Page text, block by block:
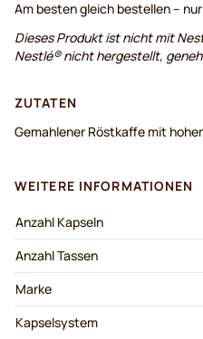
Am besten gleich bestellen –
Dieses Produkt ist nicht mit
Nestlé® nicht hergestellt,
ZUTATEN
Gemahlener Röstkaffe mit
WEITERE INFORMATIONEN
Anzahl Kapseln
Anzahl Tassen
Marke
Kapselsystem